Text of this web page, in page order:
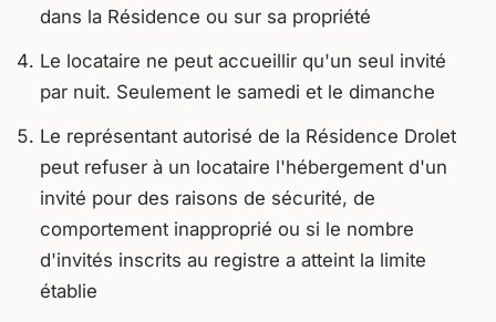
dans la Résidence ou sur sa propriété
Le locataire ne peut accueillir qu'un seul invité
par nuit. Seulement le samedi et le dimanche
Le représentant autorisé de la Résidence Drolet
peut refuser à un locataire l'hébergement d'un
invité pour des raisons de sécurité, de
comportement inapproprié ou si le nombre
d'invités inscrits au registre a atteint la limite
établie